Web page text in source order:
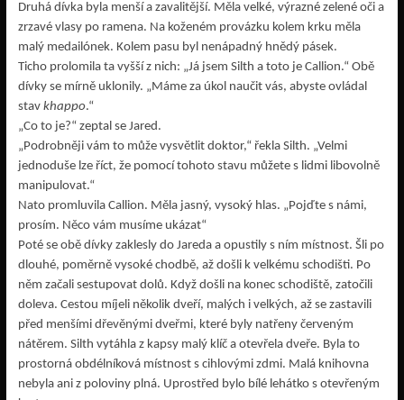
Druhá dívka byla menší a zavalitější. Měla velké, výrazné zelené oči a
zrzavé vlasy po ramena. Na koženém provázku kolem krku měla
malý medailónek. Kolem pasu byl nenápadný hnědý pásek.
Ticho prolomila ta vyšší z nich: „Já jsem Silth a toto je Callion.“ Obě
dívky se mírně uklonily. „Máme za úkol naučit vás, abyste ovládal
stav khappo.“
„Co to je?“ zeptal se Jared.
„Podrobněji vám to může vysvětlit doktor,“ řekla Silth. „Velmi
jednoduše lze říct, že pomocí tohoto stavu můžete s lidmi libovolně
manipulovat.“
Nato promluvila Callion. Měla jasný, vysoký hlas. „Pojďte s námi,
prosím. Něco vám musíme ukázat“
Poté se obě dívky zaklesly do Jareda a opustily s ním místnost. Šli po
dlouhé, poměrně vysoké chodbě, až došli k velkému schodišti. Po
něm začali sestupovat dolů. Když došli na konec schodiště, zatočili
doleva. Cestou míjeli několik dveří, malých i velkých, až se zastavili
před menšími dřevěnými dveřmi, které byly natřeny červeným
nátěrem. Silth vytáhla z kapsy malý klíč a otevřela dveře. Byla to
prostorná obdélníková místnost s cihlovými zdmi. Malá knihovna
nebyla ani z poloviny plná. Uprostřed bylo bílé lehátko s otevřeným